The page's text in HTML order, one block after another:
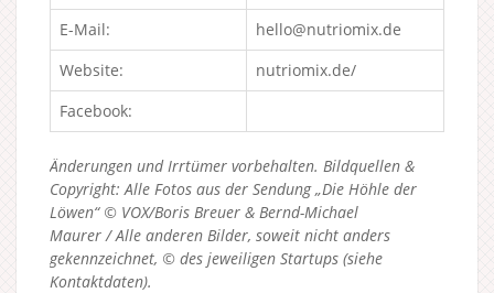
E-Mail:
hello@nutriomix.de
Website:
nutriomix.de/
Facebook:
Änderungen und Irrtümer vorbehalten. Bildquellen &
Copyright: Alle Fotos aus der Sendung „Die Höhle der
Löwen“ © VOX/Boris Breuer & Bernd-Michael
Maurer / Alle anderen Bilder, soweit nicht anders
gekennzeichnet, © des jeweiligen Startups (siehe
Kontaktdaten).